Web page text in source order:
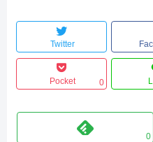
Twitter
Pocket 0
0